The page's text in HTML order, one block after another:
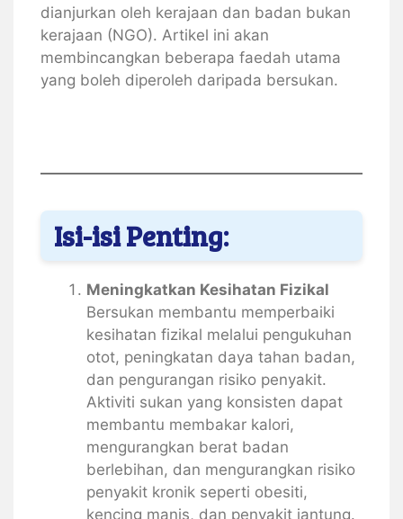
dianjurkan oleh kerajaan dan badan bukan
kerajaan (NGO). Artikel ini akan
membincangkan beberapa faedah utama
yang boleh diperoleh daripada bersukan.
Isi-isi Penting:
Meningkatkan Kesihatan Fizikal
Bersukan membantu memperbaiki
kesihatan fizikal melalui pengukuhan
otot, peningkatan daya tahan badan,
dan pengurangan risiko penyakit.
Aktiviti sukan yang konsisten dapat
membantu membakar kalori,
mengurangkan berat badan
berlebihan, dan mengurangkan risiko
penyakit kronik seperti obesiti,
kencing manis, dan penyakit jantung.